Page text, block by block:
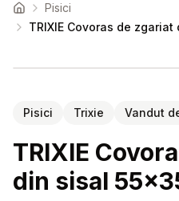
Acasa Pisici
TRIXIE Covoras de
Pisici Trixie Vandut
TRIXIE
din sisal